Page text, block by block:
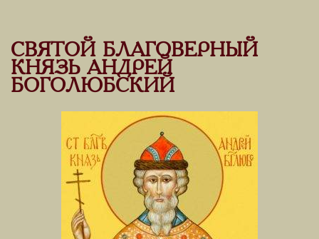
СВЯТОЙ БЛАГОВЕРНЫЙ
КНЯЗЬ АНДРЕЙ
БОГОЛЮБСКИЙ